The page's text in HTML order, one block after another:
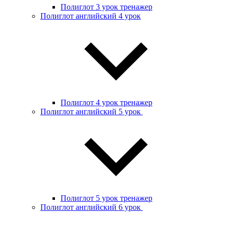
Полиглот 3 урок тренажер
Полиглот английский 4 урок
Полиглот 4 урок тренажер
Полиглот английский 5 урок
Полиглот 5 урок тренажер
Полиглот английский 6 урок